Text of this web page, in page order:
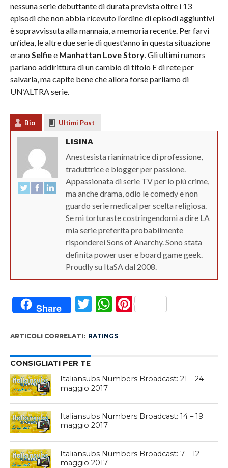
nessuna serie debuttante di durata prevista oltre i 13
episodi che non abbia ricevuto l’ordine di episodi aggiuntivi
è sopravvissuta alla mannaia, a memoria recente. Per farvi
un’idea, le altre due serie di quest’anno in questa situazione
erano Selfiee Manhattan Love Story. Gli ultimi rumors
parlano addirittura di un cambio di titolo E di rete per
salvarla, ma capite bene che allora forse parliamo di
UN’ALTRA serie.
Bio Ultimi Post
LISINA
Anestesista rianimatrice di professione,
traduttrice e blogger per passione.
Appassionata di serie TV per lo più crime,
ma anche drama, odio le comedy e non
guardo serie medical per scelta religiosa.
Se mi torturaste costringendomi a dire LA
mia serie preferita probabilmente
risponderei Sons of Anarchy. Sono stata
definita power user e board game geek.
Proudly su ItaSA dal 2008.
Share Twitter
WhatsApp
Pinterest
ARTICOLI CORRELATI: RATINGS
CONSIGLIATI PER TE
Italiansubs Numbers Broadcast: 21 – 24
maggio 2017
Italiansubs Numbers Broadcast: 14 – 19
maggio 2017
Italiansubs Numbers Broadcast: 7 – 12
maggio 2017